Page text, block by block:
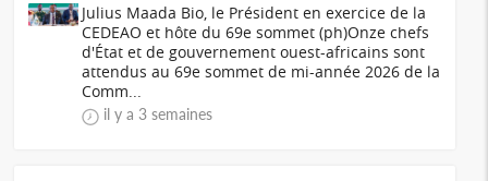
Julius Maada Bio, le Président en exercice de la
CEDEAO et hôte du 69e sommet (ph)Onze chefs
d'État et de gouvernement ouest-africains sont
attendus au 69e sommet de mi-année 2026 de la
Comm...
il y a 3 semaines